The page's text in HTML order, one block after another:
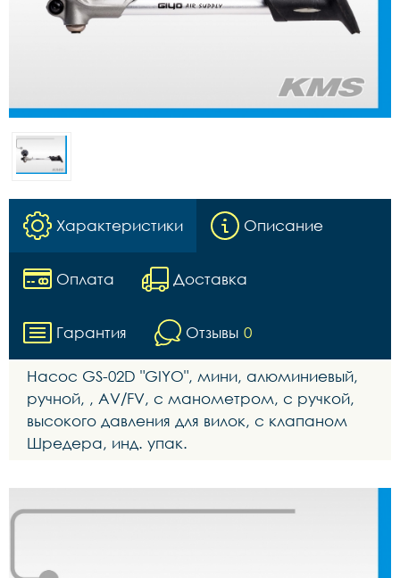
Характеристики Описание
Оплата Доставка
Гарантия Отзывы 0
Насос GS-02D "GIYO", мини, алюминиевый,
ручной, , AV/FV, с манометром, с ручкой,
высокого давления для вилок, с клапаном
Шредера, инд. упак.